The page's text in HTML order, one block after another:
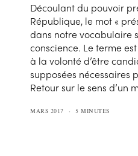
Découlant du pouvoir
République, le mot «
dans notre vocabulaire
conscience. Le terme
à la volonté d’être
supposées nécessaires
Retour sur le sens d’un
MARS 2017 5 MINUTES